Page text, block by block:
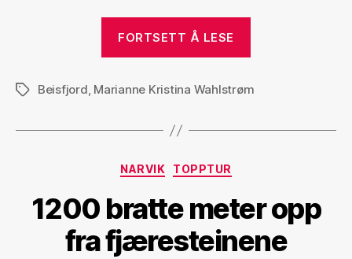
FORTSETT Å LESE
i
StikkordBeisfjord, Marianne Kristina Wahlstrøm
Kategorier
NARVIK TOPPTUR
1200 bratte meter opp
fra fjæresteinene